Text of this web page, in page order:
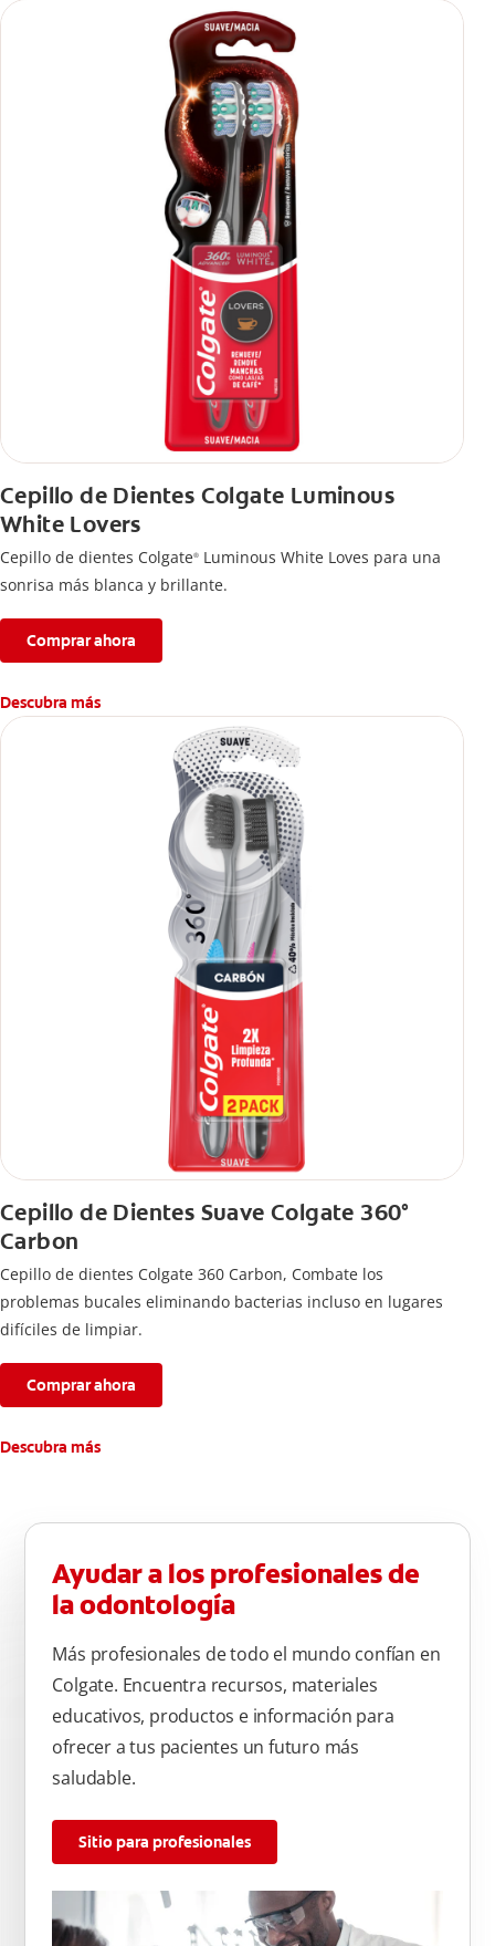
Cepillo de Dientes Colgate Luminous
White Lovers
Cepillo de dientes Colgate® Luminous White Loves para una
sonrisa más blanca y brillante.
Comprar ahora
Descubra más
Cepillo de Dientes Suave Colgate 360°
Carbon
Cepillo de dientes Colgate 360 ​​Carbon, Combate los
problemas bucales eliminando bacterias incluso en lugares
difíciles de limpiar.
Comprar ahora
Descubra más
Ayudar a los profesionales de
la odontología
Más profesionales de todo el mundo confían en
Colgate. Encuentra recursos, materiales
educativos, productos e información para
ofrecer a tus pacientes un futuro más
saludable.
Sitio para profesionales